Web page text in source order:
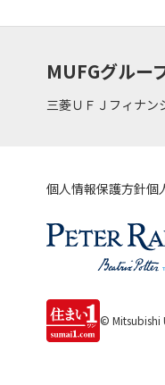
MUFGグルー
三菱ＵＦＪフィナン
個人情報保護方針個
© Mitsubishi